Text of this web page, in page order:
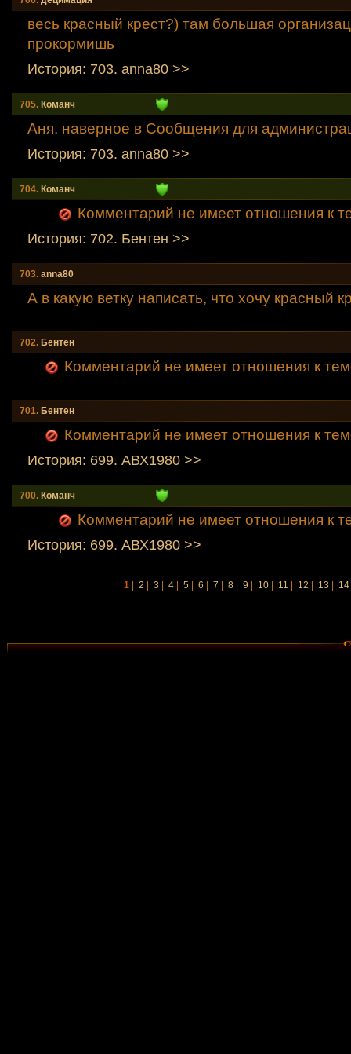
весь красный крест?) там большая
прокормишь
История: 703. anna80 >>
705. Команч
Аня, наверное в Сообщения для
История: 703. anna80 >>
704. Команч
Комментарий не имеет отношения к
История: 702. Бентен >>
703. anna80
А в какую ветку написать, что хочу красный
702. Бентен
Комментарий не имеет отношения к
701. Бентен
Комментарий не имеет отношения к
История: 699. АВХ1980 >>
700. Команч
Комментарий не имеет отношения к
История: 699. АВХ1980 >>
1 2 3 4 5 6 7 8 9 10 11 12 13 14